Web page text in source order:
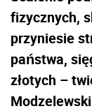
fizycznych,
przyniesie
państwa,
złotych –